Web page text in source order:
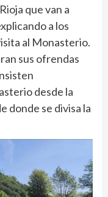
que van a
a los
al Monasterio.
sus ofrendas
desde la
donde se divisa la